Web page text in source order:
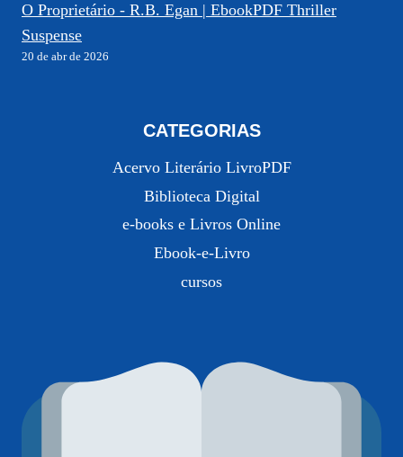
O Proprietário - R.B. Egan | EbookPDF Thriller
Suspense
20 de abr de 2026
CATEGORIAS
Acervo Literário LivroPDF
Biblioteca Digital
e-books e Livros Online
Ebook-e-Livro
cursos